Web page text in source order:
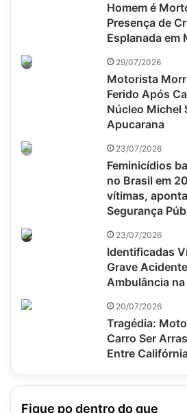
Homem é
Presença de
Esplanada em
29/07/2026
Motorista
Ferido Após
Núcleo Michel
Apucarana
23/07/2026
Feminicídios
no Brasil em
vítimas,
Segurança
23/07/2026
Identificadas
Grave
Ambulância
20/07/2026
Tragédia:
Carro Ser
Entre
Fique po dentro do que